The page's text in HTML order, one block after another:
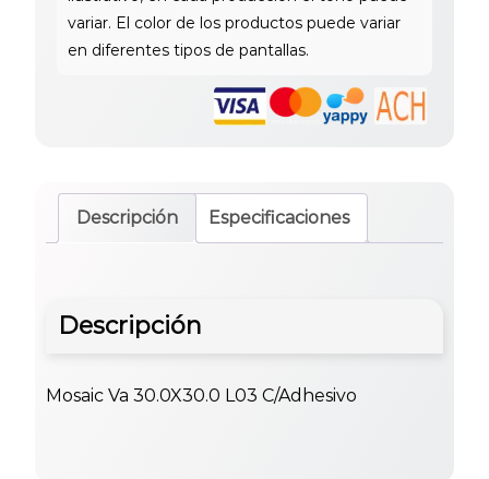
Descripción Especificaciones
Descripción
Mosaic Va 30.0X30.0 L03 C/Adhesivo